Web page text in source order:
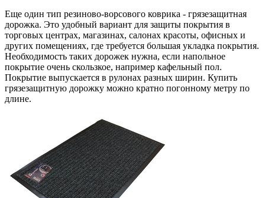
Еще один тип резиново-ворсового коврика - грязезащитная
дорожка. Это удобный вариант для защиты покрытия в
торговых центрах, магазинах, салонах красоты, офисных и
других помещениях, где требуется большая укладка покрытия.
Необходимость таких дорожек нужна, если напольное
покрытие очень скользкое, например кафельный пол.
Покрытие выпускается в рулонах разных ширин. Купить
грязезащитную дорожку можно кратно погонному метру по
длине.